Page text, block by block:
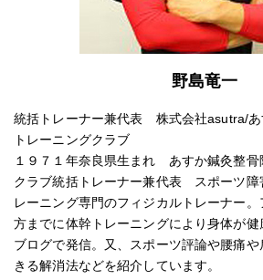
野島竜一
統括トレーナー兼代表 株式会社asutra/あ
トレーニングクラブ
１９７１年奈良県生まれ あすか鍼灸整骨
クラブ統括トレーナー兼代表 スポーツ障
レーニング専門のフィジカルトレーナー
方までに体幹トレーニングにより身体が
ブログで発信。又、スポーツ評論や腰痛
きる解消法などを紹介しています。